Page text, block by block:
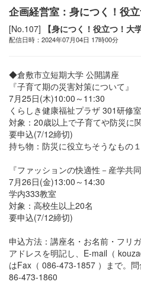
企画経営室：身につく！役
[No.107] 【身につく！役立つ！大
配信日時：2024年07月04日 17時00分
◆倉敷市立短期大学 公開講座
『子育て期の災害対策について』
7月25日(木)10:00～11:30
くらしき健康福祉プラザ 301研修室
対象：20歳以上で子育てや防災に
要申込(7/12締切)
持ち物：防災に役立ちそうなもの
『ファッションの快適性－産学共
7月26日(金)13:00～14:30
学内333教室
対象：高校生以上20名
要申込(7/12締切)
申込方法：講座名・お名前・フリ
アドレスを明記し、E-mail（
はFax（ 086-473-1857 ）まで。
86-473-1860